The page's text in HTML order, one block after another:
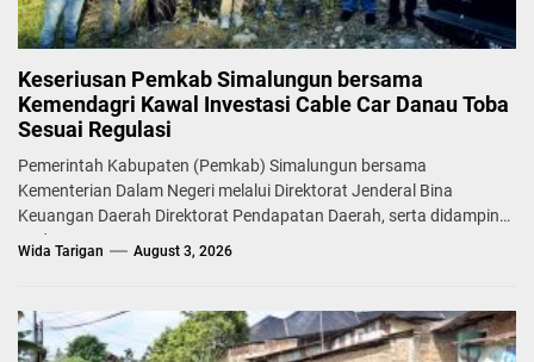
Keseriusan Pemkab Simalungun bersama
Kemendagri Kawal Investasi Cable Car Danau Toba
Sesuai Regulasi
Pemerintah Kabupaten (Pemkab) Simalungun bersama
Kementerian Dalam Negeri melalui Direktorat Jenderal Bina
Keuangan Daerah Direktorat Pendapatan Daerah, serta didampingi
Badan...
Wida Tarigan August 3, 2026